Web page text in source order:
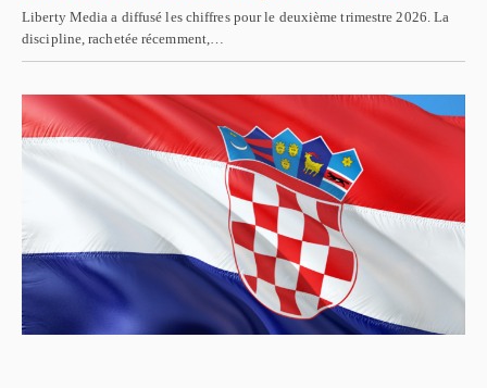
Liberty Media a diffusé les chiffres pour le deuxième trimestre 2026. La
discipline, rachetée récemment,…